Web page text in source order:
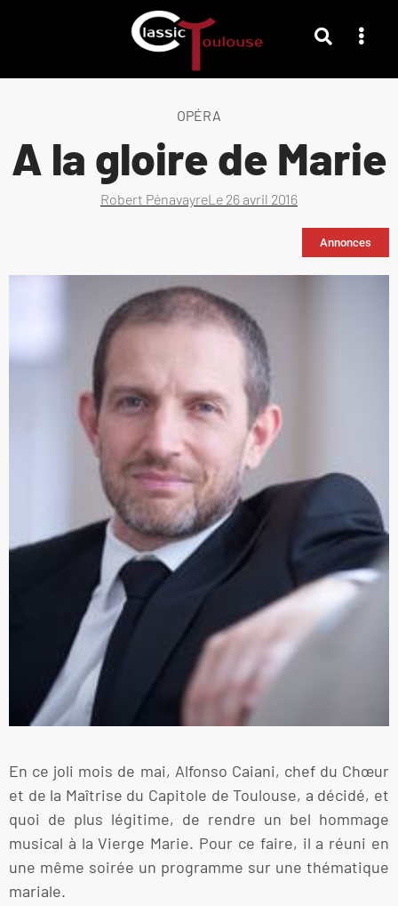
OPÉRA
A la gloire de Marie
Robert PénavayreLe 26 avril 2016
Annonces
En ce joli mois de mai, Alfonso Caiani, chef du Chœur
et de la Maîtrise du Capitole de Toulouse, a décidé, et
quoi de plus légitime, de rendre un bel hommage
musical à la Vierge Marie. Pour ce faire, il a réuni en
une même soirée un programme sur une thématique
mariale.